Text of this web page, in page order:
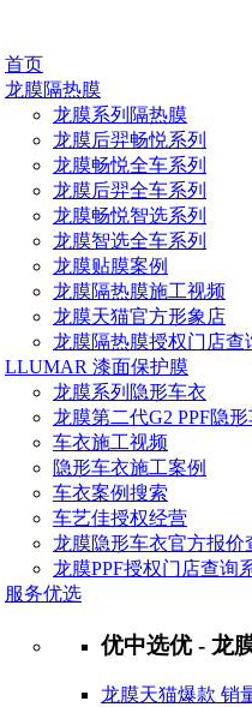
首页
龙膜隔热膜
龙膜系列隔热膜
龙膜后羿畅悦系列
龙膜畅悦全车系列
龙膜后羿全车系列
龙膜畅悦智选系列
龙膜智选全车系列
龙膜贴膜案例
龙膜隔热膜施工视频
龙膜天猫官方形象店
龙膜隔热膜授权门店查
LLUMAR 漆面保护膜
龙膜系列隐形车衣
龙膜第二代G2 PPF隐
车衣施工视频
隐形车衣施工案例
车衣案例搜索
车艺佳授权经营
龙膜隐形车衣官方报价
龙膜PPF授权门店查询
服务优选
优中选优 - 龙
龙膜天猫爆款 销